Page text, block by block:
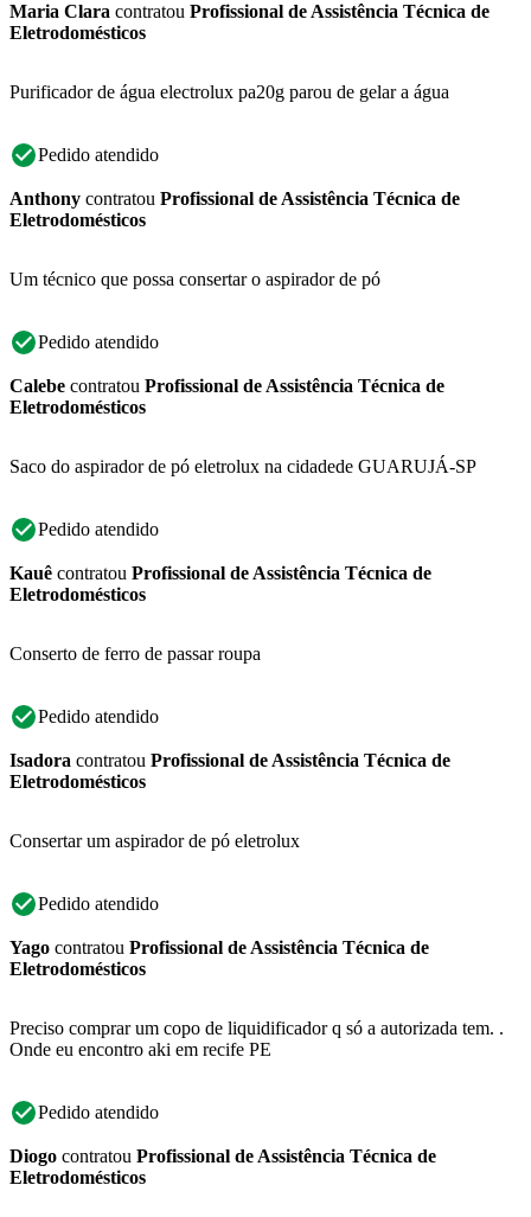
Maria Clara contratou Profissional de Assistência Técnica de
Eletrodomésticos
Purificador de água electrolux pa20g parou de gelar a água
Pedido atendido
Anthony contratou Profissional de Assistência Técnica de
Eletrodomésticos
Um técnico que possa consertar o aspirador de pó
Pedido atendido
Calebe contratou Profissional de Assistência Técnica de
Eletrodomésticos
Saco do aspirador de pó eletrolux na cidadede GUARUJÁ-SP
Pedido atendido
Kauê contratou Profissional de Assistência Técnica de
Eletrodomésticos
Conserto de ferro de passar roupa
Pedido atendido
Isadora contratou Profissional de Assistência Técnica de
Eletrodomésticos
Consertar um aspirador de pó eletrolux
Pedido atendido
Yago contratou Profissional de Assistência Técnica de
Eletrodomésticos
Preciso comprar um copo de liquidificador q só a autorizada tem. .
Onde eu encontro aki em recife PE
Pedido atendido
Diogo contratou Profissional de Assistência Técnica de
Eletrodomésticos